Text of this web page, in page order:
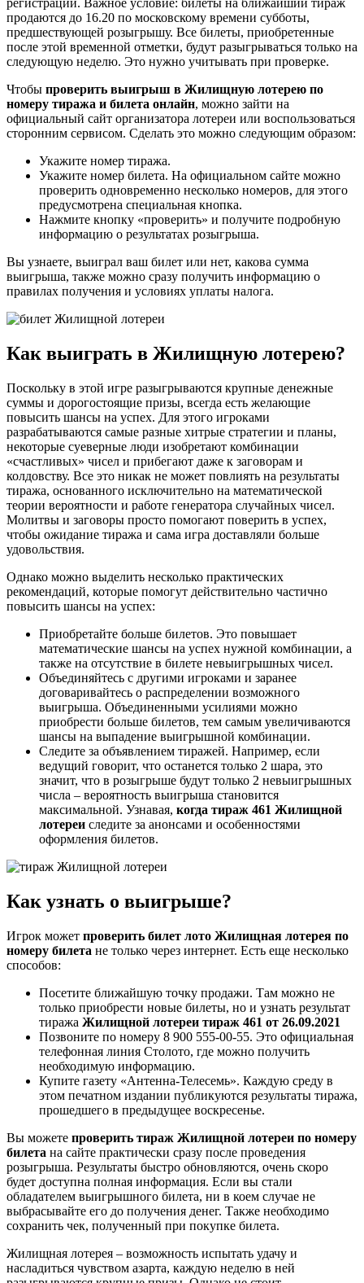
регистрации. Важное условие: билеты на ближайший тираж
продаются до 16.20 по московскому времени субботы,
предшествующей розыгрышу. Все билеты, приобретенные
после этой временной отметки, будут разыгрываться только на
следующую неделю. Это нужно учитывать при проверке.
Чтобы проверить выигрыш в Жилищную лотерею по
номеру тиража и билета онлайн, можно зайти на
официальный сайт организатора лотереи или воспользоваться
сторонним сервисом. Сделать это можно следующим образом:
Укажите номер тиража.
Укажите номер билета. На официальном сайте можно
проверить одновременно несколько номеров, для этого
предусмотрена специальная кнопка.
Нажмите кнопку «проверить» и получите подробную
информацию о результатах розыгрыша.
Вы узнаете, выиграл ваш билет или нет, какова сумма
выигрыша, также можно сразу получить информацию о
правилах получения и условиях уплаты налога.
Как выиграть в Жилищную лотерею?
Поскольку в этой игре разыгрываются крупные денежные
суммы и дорогостоящие призы, всегда есть желающие
повысить шансы на успех. Для этого игроками
разрабатываются самые разные хитрые стратегии и планы,
некоторые суеверные люди изобретают комбинации
«счастливых» чисел и прибегают даже к заговорам и
колдовству. Все это никак не может повлиять на результаты
тиража, основанного исключительно на математической
теории вероятности и работе генератора случайных чисел.
Молитвы и заговоры просто помогают поверить в успех,
чтобы ожидание тиража и сама игра доставляли больше
удовольствия.
Однако можно выделить несколько практических
рекомендаций, которые помогут действительно частично
повысить шансы на успех:
Приобретайте больше билетов. Это повышает
математические шансы на успех нужной комбинации, а
также на отсутствие в билете невыигрышных чисел.
Объединяйтесь с другими игроками и заранее
договаривайтесь о распределении возможного
выигрыша. Объединенными усилиями можно
приобрести больше билетов, тем самым увеличиваются
шансы на выпадение выигрышной комбинации.
Следите за объявлением тиражей. Например, если
ведущий говорит, что останется только 2 шара, это
значит, что в розыгрыше будут только 2 невыигрышных
числа – вероятность выигрыша становится
максимальной. Узнавая, когда тираж 461 Жилищной
лотереи следите за анонсами и особенностями
оформления билетов.
Как узнать о выигрыше?
Игрок может проверить билет лото Жилищная лотерея по
номеру билета не только через интернет. Есть еще несколько
способов:
Посетите ближайшую точку продажи. Там можно не
только приобрести новые билеты, но и узнать результат
тиража Жилищной лотереи тираж 461 от 26.09.2021
Позвоните по номеру 8 900 555-00-55. Это официальная
телефонная линия Столото, где можно получить
необходимую информацию.
Купите газету «Антенна-Телесемь». Каждую среду в
этом печатном издании публикуются результаты тиража,
прошедшего в предыдущее воскресенье.
Вы можете проверить тираж Жилищной лотереи по номеру
билета на сайте практически сразу после проведения
розыгрыша. Результаты быстро обновляются, очень скоро
будет доступна полная информация. Если вы стали
обладателем выигрышного билета, ни в коем случае не
выбрасывайте его до получения денег. Также необходимо
сохранить чек, полученный при покупке билета.
Жилищная лотерея – возможность испытать удачу и
насладиться чувством азарта, каждую неделю в ней